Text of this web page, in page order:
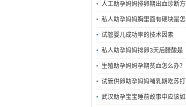
人工助孕妈妈排卵期出血诊断方
私人助孕妈妈胸里面有硬块是怎
试管婴儿成功率的技术因素
私人助孕妈妈排卵3天后腰酸是
生殖助孕妈妈孕期贫血怎么办？
试管供卵助孕妈妈哺乳期吃苏打
武汉助孕宝宝睡前故事中应该如